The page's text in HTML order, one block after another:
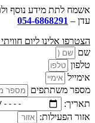
אשמח לתת מידע נוסף
עדן – 054-6868291
הצטרפו אלינו ליום
שם
טלפון
אימייל
מספר משתתפים
תאריך:
אזור הפעילות: